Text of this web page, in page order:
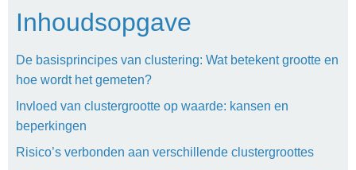
Inhoudsopgave
De basisprincipes van clustering: Wat betekent grootte en
hoe wordt het gemeten?
Invloed van clustergrootte op waarde: kansen en
beperkingen
Risico’s verbonden aan verschillende clustergroottes